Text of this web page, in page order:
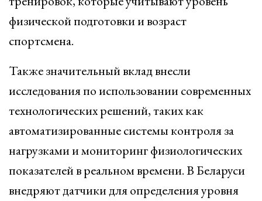
физической подготовки и возраст
спортсмена.
Также значительный вклад внесли
исследования по использовании современных
технологических решений, таких как
автоматизированные системы контроля за
нагрузками и мониторинг физиологических
показателей в реальном времени. В Беларуси
внедряют датчики для определения уровня